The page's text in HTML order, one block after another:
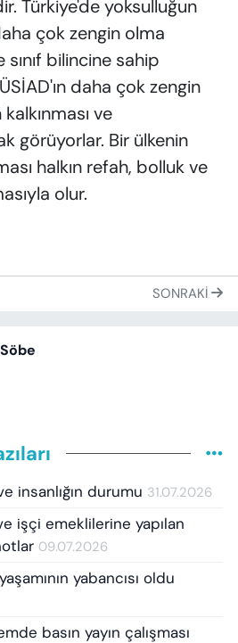
Türkiye'de yoksulluğun
çok zengin olma
bilincine sahip
daha çok zengin
ve
görüyorlar. Bir ülkenin
halkın refah, bolluk ve
olur.
SONRAKI
insanlığın durumu 31.07.2026
işçi emeklilerine yapılan
09.07.2026
yabancısı oldu
basın yayın çalışması